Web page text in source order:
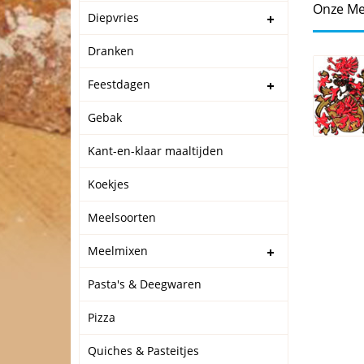
Diepvries
Dranken
Feestdagen
Gebak
Kant-en-klaar maaltijden
Koekjes
Meelsoorten
Meelmixen
Pasta's & Deegwaren
Pizza
Quiches & Pasteitjes
Onze